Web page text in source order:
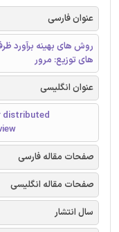
عنوان فارسی
روش های بهینه برآورد
های توزیع: مرور
عنوان انگلیسی
distributed
صفحات مقاله فارسی
صفحات مقاله انگلیسی
سال انتشار